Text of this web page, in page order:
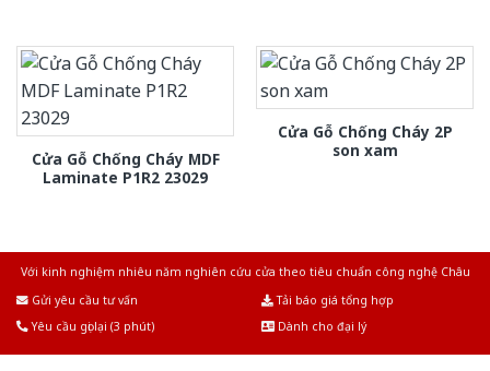
Cửa Gỗ Chống Cháy MDF
Laminate P1R2 23029
Cửa Gỗ Chống Cháy 2P
son xam
Với kinh nghiệm nhiêu năm nghiên cứu cửa theo tiêu chuẩn công nghệ Châu
Gửi yêu cầu tư vấn
Tải báo giá tổng hợp
Yêu cầu gọi lại (3 phút)
Dành cho đại lý